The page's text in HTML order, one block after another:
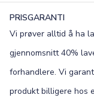
PRISGARANTI
Vi prøver alltid å ha
gjennomsnitt 40%
forhandlere. Vi
produkt billigere hos